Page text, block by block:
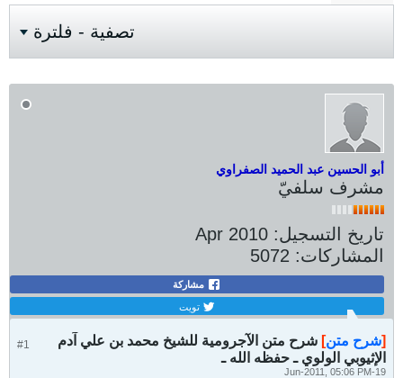
تصفية - فلترة
أبو الحسين عبد الحميد الصفراوي
مشرف سلفيّ
تاريخ التسجيل: Apr 2010
المشاركات: 5072
مشاركة
تويت
#1 [شرح متن] شرح متن الآجرومية للشيخ محمد بن علي آدم
الإثيوبي الولوي ـ حفظه الله ـ
19-Jun-2011, 05:06 PM